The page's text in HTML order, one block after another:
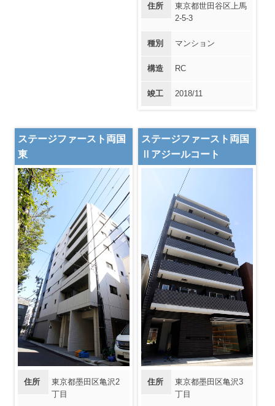
住所
東京都世田谷区上馬
2-5-3
種別 マンション
構造 RC
竣工 2018/11
ステージファースト両国
東
住所
東京都墨田区亀沢2
丁目
ステージファースト両国
Ⅱアジールコート
住所
東京都墨田区亀沢3
丁目